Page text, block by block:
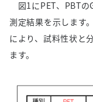
図1にPET、 PBTの
測定結果を示します。
により、試料性状と
ます。